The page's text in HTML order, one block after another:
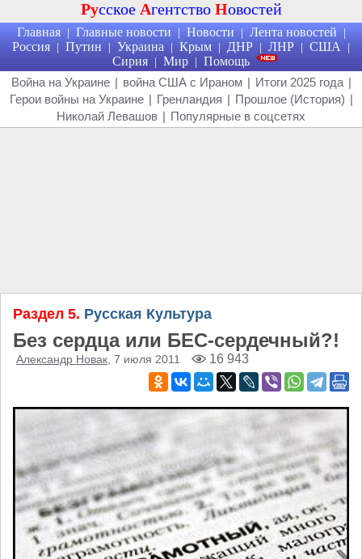
Русское Агентство Новостей
Главная | Главные новости | Новости | Лента новостей |
Россия | Путин | Украина | Крым | ДНР | ЛНР | США |
Сирия | Мир | Помощь
Война на Украине | война США с Ираном | Итоги 2025 года |
Герои войны на Украине | Гренландия | Прошлое (История) |
Николай Левашов | Популярные в соцсетях
Раздел 5. Русская Культура
Без сердца или БЕС-сердечный?!
Александр Новак , 7 июля 2011 16 943